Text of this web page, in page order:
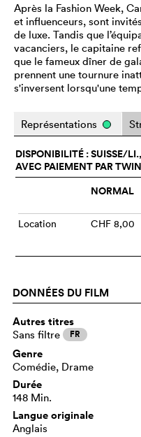
Après la Fashion Week,
et influenceurs, sont
de luxe. Tandis que
vacanciers, le capitaine
que le fameux dîner de
prennent une tournure
s'inversent lorsqu'une
Représentations
DISPONIBILITÉ : SUISSE/LI.,
AVEC PAIEMENT PAR
NORMAL
Location CHF 8,00
DONNÉES DU FILM
Autres titres
Sans filtre FR
Genre
Comédie, Drame
Durée
148 Min.
Langue originale
Anglais